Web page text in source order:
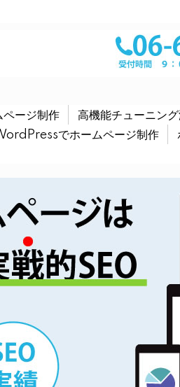
ページ制作 高機能チューニン
でホームページ制作